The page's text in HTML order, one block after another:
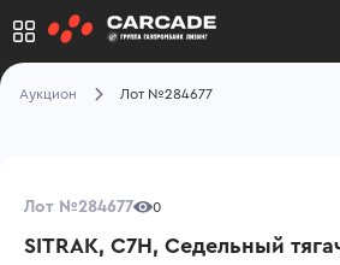
Аукцион Лот №284677
Лот №284677 0
SITRAK, C7H, Седельный